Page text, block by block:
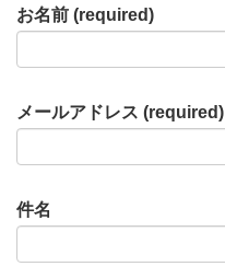
お名前 (required)
メールアドレス (required)
件名